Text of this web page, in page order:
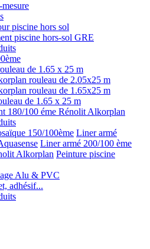
piscine hors sol
piscine hors-sol GRE
de 1.65 x 25 m
rouleau de 2.05x25 m
rouleau de 1.65x25 m
de 1.65 x 25 m
180/100 éme Rénolit Alkorplan
150/100ème Liner armé
Liner armé 200/100 ème
Alkorplan Peinture piscine
Alu & PVC
adhésif...